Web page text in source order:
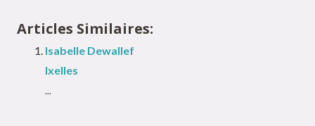
Articles Similaires:
Isabelle Dewallef
Ixelles
...